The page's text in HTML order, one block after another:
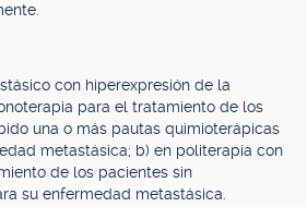
con hiperexpresión de la
para el tratamiento de los
una o más pautas quimioterápicas
metastásica; b) en politerapia con
de los pacientes sin
su enfermedad metastásica.